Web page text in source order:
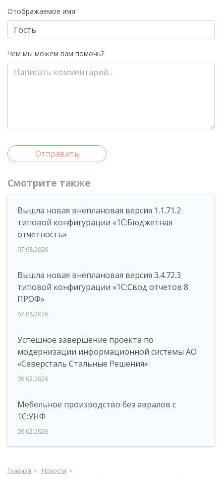
Отображаемое имя
Чем мы можем вам помочь?
Отправить
Смотрите также
Вышла новая внеплановая версия 1.1.71.2
типовой конфигурации «1C:Бюджетная
отчетность»
07.08.2026
Вышла новая внеплановая версия 3.4.72.3
типовой конфигурации «1C:Свод отчетов 8
ПРОФ»
07.08.2026
Успешное завершение проекта по
модернизации информационной системы АО
«Северсталь Стальные Решения»
09.02.2026
Мебельное производство без авралов с
1С:УНФ
09.02.2026
Главная
Новости